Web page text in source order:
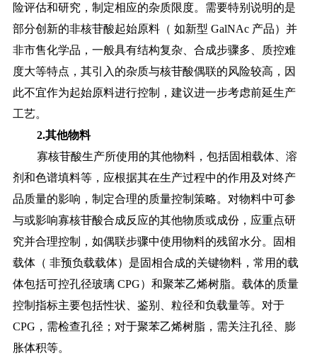
险评估和研究，制定相应的杂质限度。需要特别说明的是
部分创新的非核苷酸起始原料（ 如新型 GalNAc 产品）并
非市售化学品，一般具有结构复杂、合成步骤多、质控难
度大等特点，其引入的杂质与核苷酸偶联的风险较高，因
此不宜作为起始原料进行控制，建议进一步考虑前延生产
工艺。
2.其他物料
寡核苷酸生产所使用的其他物料，包括固相载体、溶
剂和色谱填料等，应根据其在生产过程中的作用及对终产
品质量的影响，制定合理的质量控制策略。对物料中可参
与或影响寡核苷酸合成反应的其他物质或成份，应重点研
究并合理控制，如偶联步骤中使用物料的残留水分。固相
载体（ 非预负载载体）是固相合成的关键物料，常用的载
体包括可控孔径玻璃 CPG）和聚苯乙烯树脂。载体的质量
控制指标主要包括性状、鉴别、粒径和负载量等。对于
CPG，需检查孔径；对于聚苯乙烯树脂，需关注孔径、膨
胀体积等。